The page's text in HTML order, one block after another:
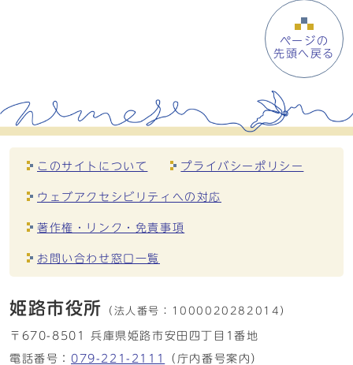
ページの
先頭へ戻る
このサイトについて プライバシーポリシー
ウェブアクセシビリティへの対応
著作権・リンク・免責事項
お問い合わせ窓口一覧
姫路市役所 （法人番号： 1000020282014）
〒670-8501 兵庫県姫路市安田四丁目1番地
電話番号： 079-221-2111
（庁内番号案内）